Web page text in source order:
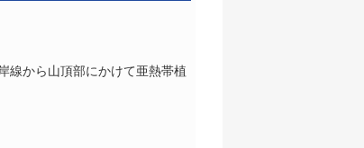
線から山頂部にかけて亜熱帯植